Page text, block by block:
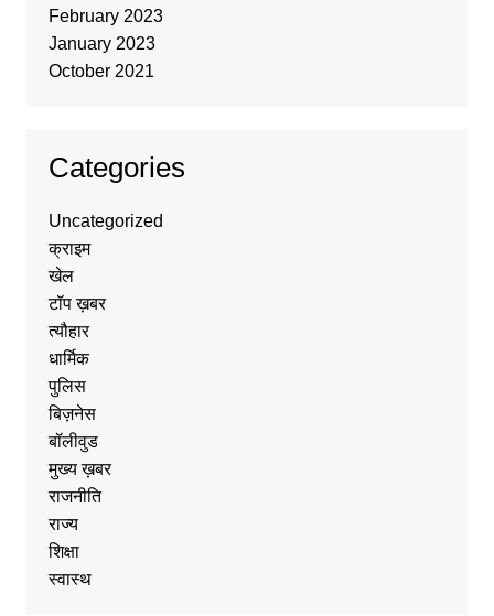
February 2023
January 2023
October 2021
Categories
Uncategorized
क्राइम
खेल
टॉप ख़बर
त्यौहार
धार्मिक
पुलिस
बिज़नेस
बॉलीवुड
मुख्य ख़बर
राजनीति
राज्य
शिक्षा
स्वास्थ